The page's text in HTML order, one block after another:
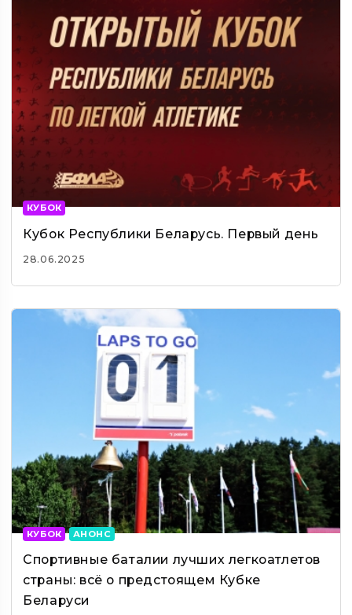
КУБОК
Кубок Республики Беларусь. Первый день
28.06.2025
КУБОК АНОНС
Спортивные баталии лучших легкоатлетов
страны: всё о предстоящем Кубке
Беларуси